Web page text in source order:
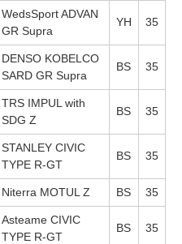
WedsSport ADVAN
GR Supra
YH 35
DENSO KOBELCO
SARD GR Supra
BS 35
TRS IMPUL with
SDG Z
BS 35
STANLEY CIVIC
TYPE R-GT
BS 35
Niterra MOTUL Z BS 35
Asteame CIVIC
TYPE R-GT
BS 35